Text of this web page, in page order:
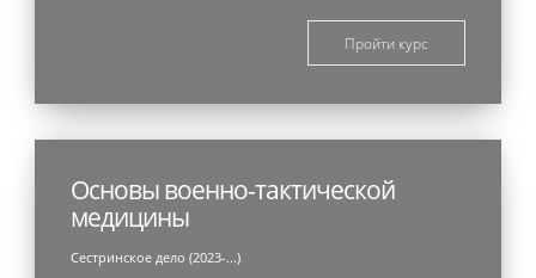
Пройти курс
Основы военно-тактической
медицины
Сестринское дело (2023-...)